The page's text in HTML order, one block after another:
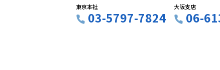
東京本社
03-5797-7824
大阪支店
06-